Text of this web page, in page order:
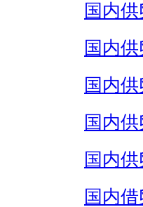
国内
国内
国内
国内
国内
国内